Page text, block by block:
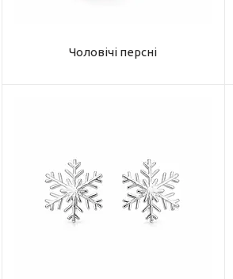
Чоловічі персні